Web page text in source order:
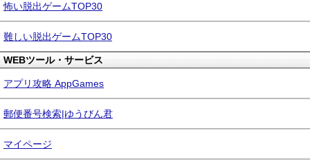
怖い脱出ゲームTOP30
難しい脱出ゲームTOP30
WEBツール・サービス
アプリ攻略 AppGames
郵便番号検索|ゆうびん君
マイページ